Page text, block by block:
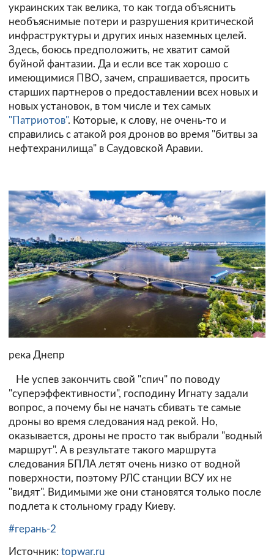
украинских так велика, то как тогда объяснить
необъяснимые потери и разрушения критической
инфраструктуры и других иных наземных целей.
Здесь, боюсь предположить, не хватит самой
буйной фантазии. Да и если все так хорошо с
имеющимися ПВО, зачем, спрашивается, просить
старших партнеров о предоставлении всех новых и
новых установок, в том числе и тех самых
"Патриотов". Которые, к слову, не очень-то и
справились с атакой роя дронов во время "битвы за
нефтехранилища" в Саудовской Аравии.
река Днепр
Не успев закончить свой "спич" по поводу
"суперэффективности", господину Игнату задали
вопрос, а почему бы не начать сбивать те самые
дроны во время следования над рекой. Но,
оказывается, дроны не просто так выбрали "водный
маршрут". А в результате такого маршрута
следования БПЛА летят очень низко от водной
поверхности, поэтому РЛС станции ВСУ их не
"видят". Видимыми же они становятся только после
подлета к стольному граду Киеву.
#герань-2
Источник: topwar.ru